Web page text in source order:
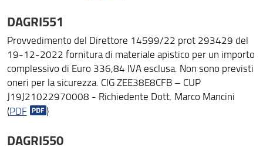
DAGRI551
Provvedimento del Direttore 14599/22 prot 293429 del
19-12-2022 fornitura di materiale apistico per un importo
complessivo di Euro 336,84 IVA esclusa. Non sono previsti
oneri per la sicurezza. CIG ZEE38E8CFB – CUP
J19J21022970008 - Richiedente Dott. Marco Mancini
(PDF )
DAGRI550